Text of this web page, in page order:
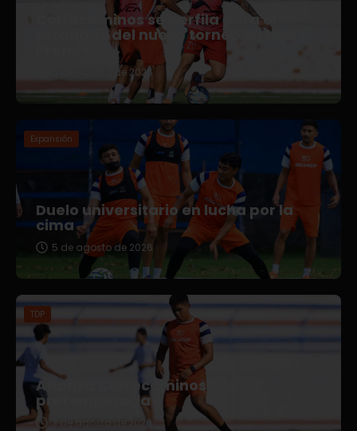
Correcaminos se perfila para el
arranque del nuevo torneo en Liga
5 de agosto de 2026
Expansión
Duelo universitario en lucha por la
cima
5 de agosto de 2026
TDP
Afianza Correcaminos TDP su
pretemporada
3 de agosto de 2026